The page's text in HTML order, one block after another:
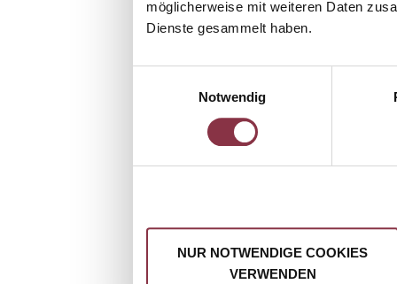
möglicherweise mit weiteren Daten
Dienste gesammelt haben.
Notwendig
NUR NOTWENDIGE COOKIES
VERWENDEN